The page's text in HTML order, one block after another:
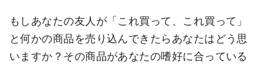
もしあなたの友人が「これ買って、これ買って」
と何かの商品を売り込んできたらあなたはどう思
いますか？その商品があなたの嗜好に合っている